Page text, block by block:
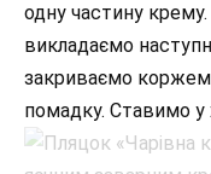
одну частину
викладаємо
закриваємо
помадку. Ставимо у